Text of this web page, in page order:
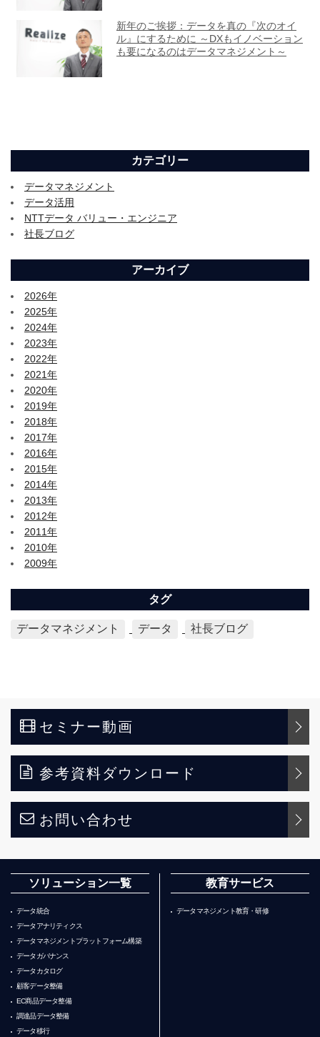
カテゴリー
データマネジメント
データ活用
NTTデータ バリュー・エンジニア
社長ブログ
アーカイブ
2026年
2025年
2024年
2023年
2022年
2021年
2020年
2019年
2018年
2017年
2016年
2015年
2014年
2013年
2012年
2011年
2010年
2009年
タグ
データマネジメント データ 社長ブログ
セミナー動画
参考資料ダウンロード
お問い合わせ
ソリューション一覧
データ統合
データアナリティクス
データマネジメントプラットフォーム構築
データガバナンス
データカタログ
顧客データ整備
EC商品データ整備
調達品データ整備
データ移行
教育サービス
データマネジメント教育・研修